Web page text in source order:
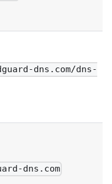
dns.com/dns-
dns.com